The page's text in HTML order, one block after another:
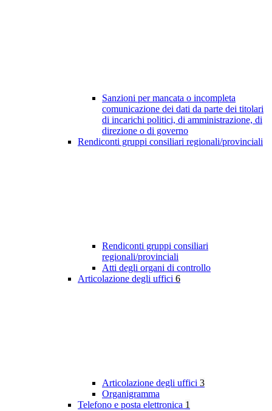
Sanzioni per mancata o incompleta
comunicazione dei dati da parte dei titolari
di incarichi politici, di amministrazione, di
direzione o di governo
Rendiconti gruppi consiliari regionali/provinciali
Rendiconti gruppi consiliari
regionali/provinciali
Atti degli organi di controllo
Articolazione degli uffici 6
Articolazione degli uffici 3
Organigramma
Telefono e posta elettronica 1